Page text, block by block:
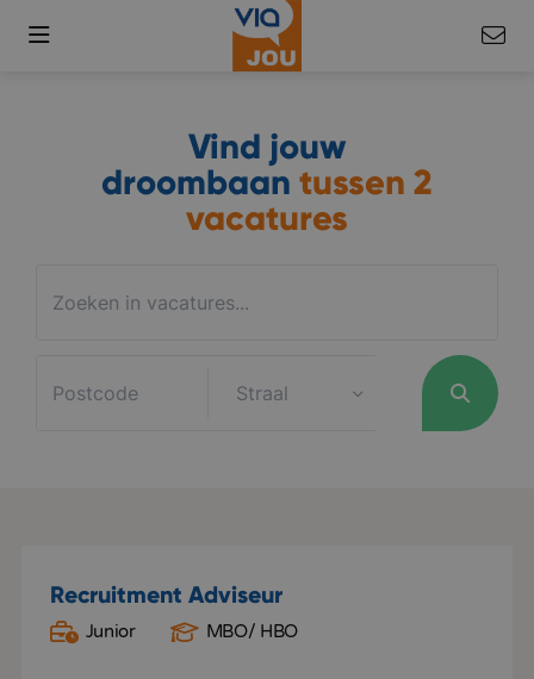
Vind jouw
droombaan tussen 2
vacatures
Recruitment Adviseur
Junior
MBO/ HBO